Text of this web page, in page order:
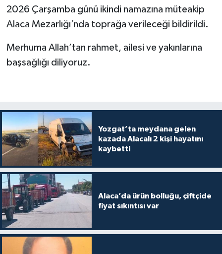
2026 Çarşamba günü ikindi namazına müteakip
Alaca Mezarlığı’nda toprağa verileceği bildirildi.
Merhuma Allah’tan rahmet, ailesi ve yakınlarına
başsağlığı diliyoruz.
Yozgat’ta meydana gelen
kazada Alacalı 2 kişi hayatını
kaybetti
Alaca’da ürün bolluğu, çiftçide
fiyat sıkıntısı var